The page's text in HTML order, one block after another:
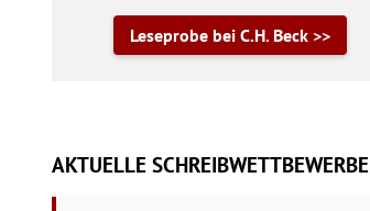
Leseprobe bei C.H. Beck >>
AKTUELLE SCHREIBWETTBEWERBE